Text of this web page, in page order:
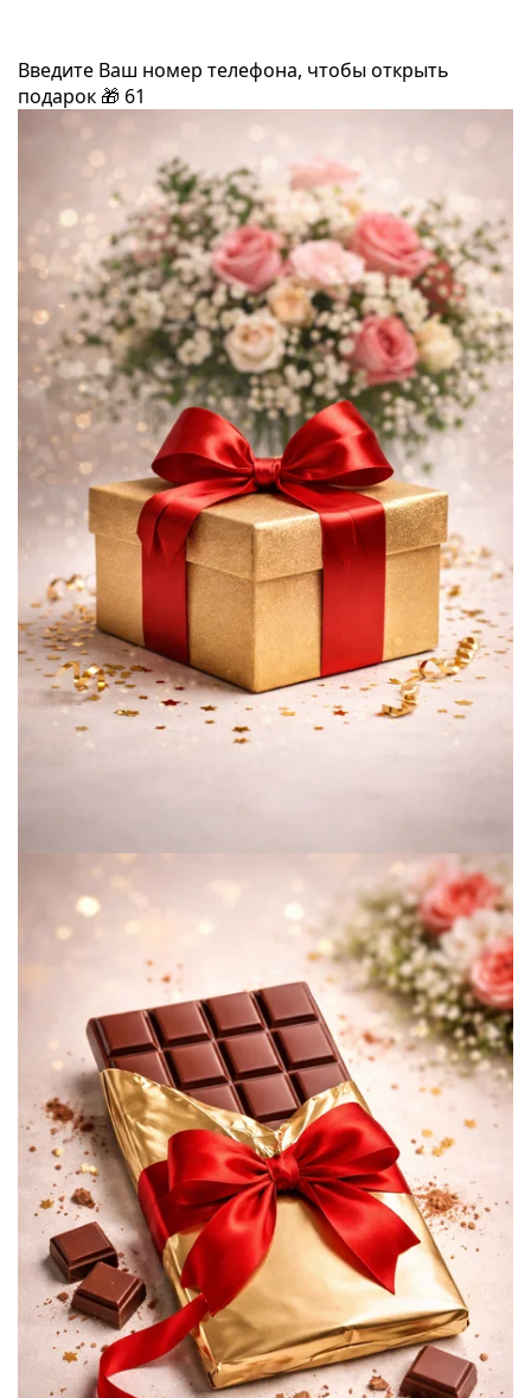
Введите Ваш номер телефона, чтобы открыть
подарок 🎁 61